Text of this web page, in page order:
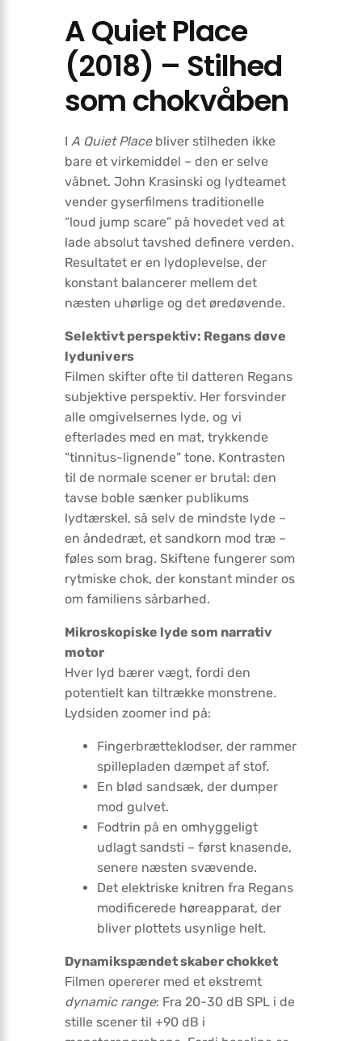
A Quiet Place
(2018) – Stilhed
som chokvåben
I A Quiet Placebliver stilheden ikke
bare et virkemiddel – den er selve
våbnet. John Krasinski og lydteamet
vender gyserfilmens traditionelle
“loud jump scare” på hovedet ved at
lade absolut tavshed definere verden.
Resultatet er en lydoplevelse, der
konstant balancerer mellem det
næsten uhørlige og det øredøvende.
Selektivt perspektiv: Regans døve
lydunivers
Filmen skifter ofte til datteren Regans
subjektive perspektiv. Her forsvinder
alle omgivelsernes lyde, og vi
efterlades med en mat, trykkende
“tinnitus-lignende” tone. Kontrasten
til de normale scener er brutal: den
tavse boble sænker publikums
lydtærskel, så selv de mindste lyde –
en åndedræt, et sandkorn mod træ –
føles som brag. Skiftene fungerer som
rytmiske chok, der konstant minder os
om familiens sårbarhed.
Mikroskopiske lyde som narrativ
motor
Hver lyd bærer vægt, fordi den
potentielt kan tiltrække monstrene.
Lydsiden zoomer ind på:
Fingerbrætteklodser, der rammer
spillepladen dæmpet af stof.
En blød sandsæk, der dumper
mod gulvet.
Fodtrin på en omhyggeligt
udlagt sandsti – først knasende,
senere næsten svævende.
Det elektriske knitren fra Regans
modificerede høreapparat, der
bliver plottets usynlige helt.
Dynamikspændet skaber chokket
Filmen opererer med et ekstremt
dynamic range: Fra 20-30 dB SPL i de
stille scener til +90 dB i